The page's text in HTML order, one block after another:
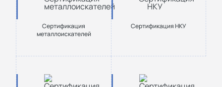
Сертификация
металлоискателей
Сертификация НКУ